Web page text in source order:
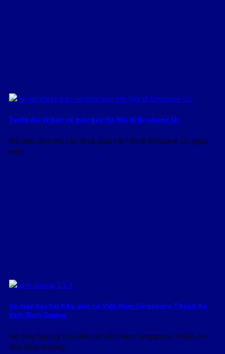
Tuyển đại lý bán vé máy bay Hà Nội đi Brisbane Úc
Để đáp ứng nhu cầu đi lại giữa Hà Nội đi Brisbane Úc ngày
một
Vé máy bay tại Khu dân cư Việt Nam Singapore Thuận An
tỉnh Bình Dương
Vé máy bay tại Khu dân cư Việt Nam Singapore Thuận An
tỉnh Bình Dương